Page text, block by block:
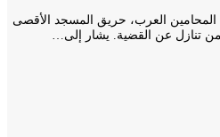
العرب، حريق المسجد الأقصى